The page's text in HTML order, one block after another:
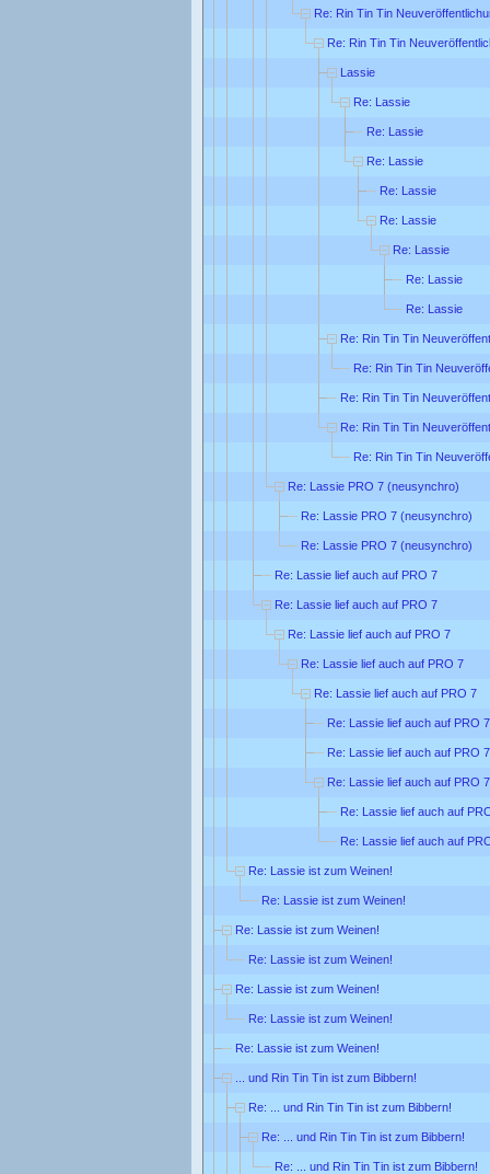
Re: Rin Tin Tin
Re: Rin Tin Tin
Lassie
Re: Lassie
Re: Lassie
Re: Lassie
Re: Lassie
Re: Lassie
Re: Lassie
Re: Lassie
Re: Lassie
Re: Rin Tin Tin
Re: Rin Tin Tin
Re: Rin Tin Tin
Re: Rin Tin Tin
Re: Rin Tin Tin
Re: Lassie PRO 7 (neusynchro)
Re: Lassie PRO 7 (neusynchro)
Re: Lassie PRO 7 (neusynchro)
Re: Lassie lief auch auf PRO 7
Re: Lassie lief auch auf PRO 7
Re: Lassie lief auch auf PRO 7
Re: Lassie lief auch auf PRO 7
Re: Lassie lief auch auf PRO 7
Re: Lassie lief auch auf PRO 7
Re: Lassie lief auch auf PRO 7
Re: Lassie lief auch auf PRO 7
Re: Lassie lief auch auf
Re: Lassie lief auch auf
Re: Lassie ist zum Weinen!
Re: Lassie ist zum Weinen!
Re: Lassie ist zum Weinen!
Re: Lassie ist zum Weinen!
Re: Lassie ist zum Weinen!
Re: Lassie ist zum Weinen!
Re: Lassie ist zum Weinen!
... und Rin Tin Tin ist zum Bibbern!
Re: ... und Rin Tin Tin ist zum Bibbern!
Re: ... und Rin Tin Tin ist zum Bibbern!
Re: ... und Rin Tin Tin ist zum Bibbern!